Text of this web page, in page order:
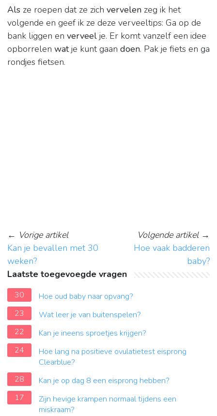
Als ze roepen dat ze zich vervelen zeg ik het
volgende en geef ik ze deze verveeltips: Ga op de
bank liggen en verveel je. Er komt vanzelf een idee
opborrelen watje kunt gaan doen. Pak je fiets en ga
rondjes fietsen.
← Vorige artikel
Kan je bevallen met 30
weken?
Volgende artikel→
Hoe vaak badderen
baby?
Laatste toegevoegde vragen
30
Hoe oud baby naar opvang?
23
Wat leer je van buitenspelen?
22
Kan je ineens sproetjes krijgen?
24
Hoe lang na positieve ovulatietest eisprong
Clearblue?
28
Kan je op dag 8 een eisprong hebben?
17
Zijn hevige krampen normaal tijdens een
miskraam?